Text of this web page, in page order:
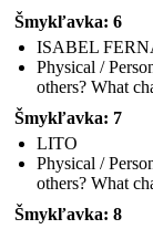
Šmykľavka: 6
ISABEL
Physical /
others? What
Šmykľavka: 7
LITO
Physical /
others? What
Šmykľavka: 8